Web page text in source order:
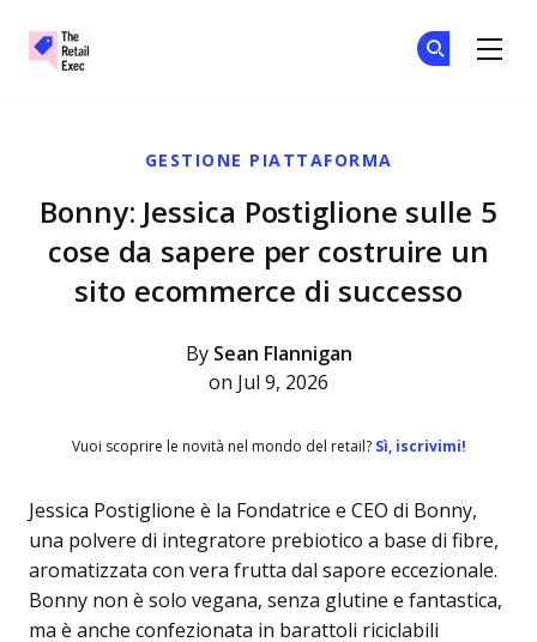
GESTIONE PIATTAFORMA
Bonny: Jessica Postiglione sulle 5
cose da sapere per costruire un
sito ecommerce di successo
By Sean Flannigan
on Jul 9, 2026
Vuoi scoprire le novità nel mondo del retail?Sì, iscrivimi!
Jessica Postiglione è la Fondatrice e CEO di Bonny,
una polvere di integratore prebiotico a base di fibre,
aromatizzata con vera frutta dal sapore eccezionale.
Bonny non è solo vegana, senza glutine e fantastica,
ma è anche confezionata in barattoli riciclabili